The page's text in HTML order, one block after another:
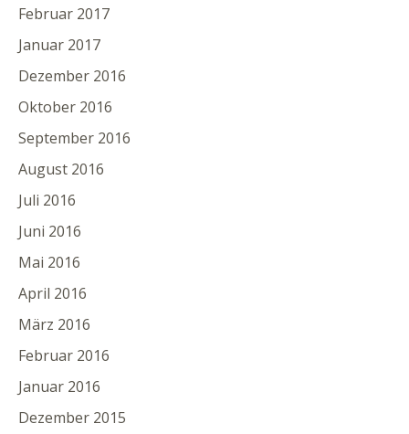
Februar 2017
Januar 2017
Dezember 2016
Oktober 2016
September 2016
August 2016
Juli 2016
Juni 2016
Mai 2016
April 2016
März 2016
Februar 2016
Januar 2016
Dezember 2015